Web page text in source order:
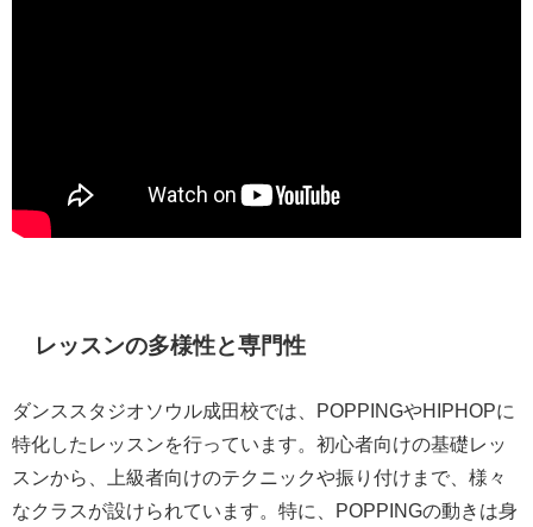
レッスンの多様性と専門性
ダンススタジオソウル成田校では、POPPINGやHIPHOPに
特化したレッスンを行っています。初心者向けの基礎レッ
スンから、上級者向けのテクニックや振り付けまで、様々
なクラスが設けられています。特に、POPPINGの動きは身